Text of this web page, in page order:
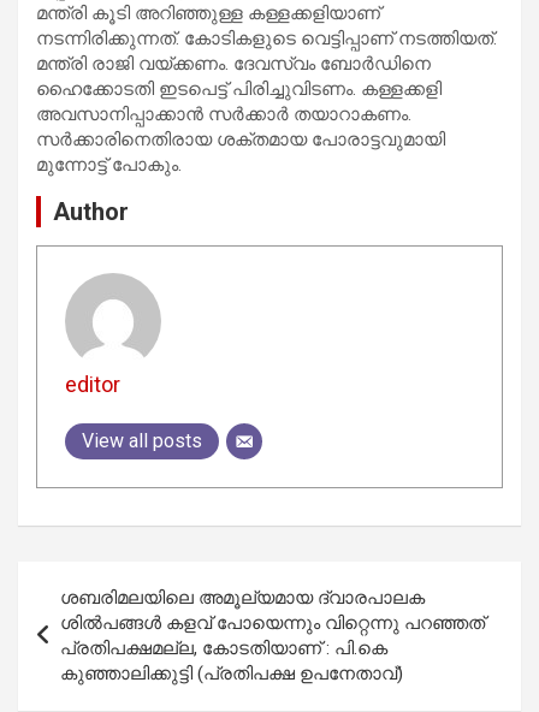
മന്ത്രി കൂടി അറിഞ്ഞുള്ള കള്ളക്കളിയാണ്
നടന്നിരിക്കുന്നത്. കോടികളുടെ വെട്ടിപ്പാണ് നടത്തിയത്.
മന്ത്രി രാജി വയ്ക്കണം. ദേവസ്വം ബോര്‍ഡിനെ
ഹൈക്കോടതി ഇടപെട്ട് പിരിച്ചുവിടണം. കള്ളക്കളി
അവസാനിപ്പാക്കാന്‍ സര്‍ക്കാര്‍ തയാറാകണം.
സര്‍ക്കാരിനെതിരായ ശക്തമായ പോരാട്ടവുമായി
മുന്നോട്ട് പോകും.
Author
editor
View all posts
navigation
ശബരിമലയിലെ അമൂല്യമായ ദ്വാരപാലക
ശില്‍പങ്ങള്‍ കളവ് പോയെന്നും വിറ്റെന്നു പറഞ്ഞത്
പ്രതിപക്ഷമല്ല, കോടതിയാണ് : പി.കെ
കുഞ്ഞാലിക്കുട്ടി (പ്രതിപക്ഷ ഉപനേതാവ്)